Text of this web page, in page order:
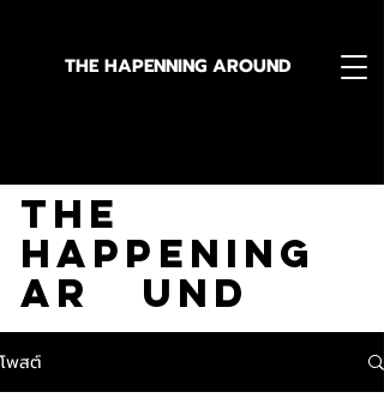
THE HAPENNING AROUND
The
Happening
Ar und
โพสต์